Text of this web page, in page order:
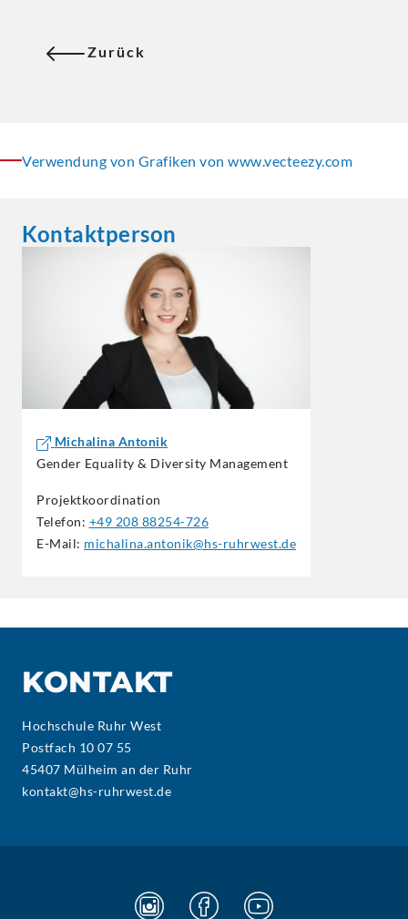
Zurück
Verwendung von Grafiken von www.vecteezy.com
Kontaktperson
Michalina Antonik
Gender Equality & Diversity Management
Projektkoordination
Telefon: +49 208 88254-726
E-Mail: michalina.antonik@hs-ruhrwest.de
KONTAKT
Hochschule Ruhr West
Postfach 10 07 55
45407 Mülheim an der Ruhr
kontakt@hs-ruhrwest.de